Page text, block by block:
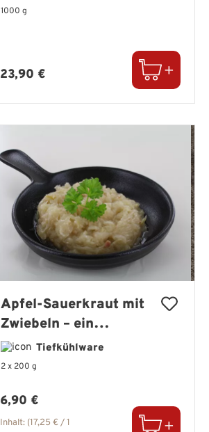
1000 g
Regulärer Preis:
23,90 €
Apfel-Sauerkraut mit
Zwiebeln – ein
Klassiker mit feiner
Raffinesse
Tiefkühlware
2 x 200 g
Regulärer Preis:
6,90 €
Inhalt: (17,25 € / 1